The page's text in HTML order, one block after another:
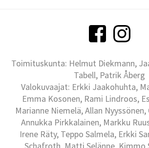
Toimituskunta: Helmut Diekmann,
Tabell, Patrik Åberg
Valokuvaajat: Erkki Jaakohuhta,
Emma Kosonen, Rami Lindroos,
Marianne Niemelä, Allan
Annukka Pirkkalainen, Markku
Irene Räty, Teppo Salmela, Erkki